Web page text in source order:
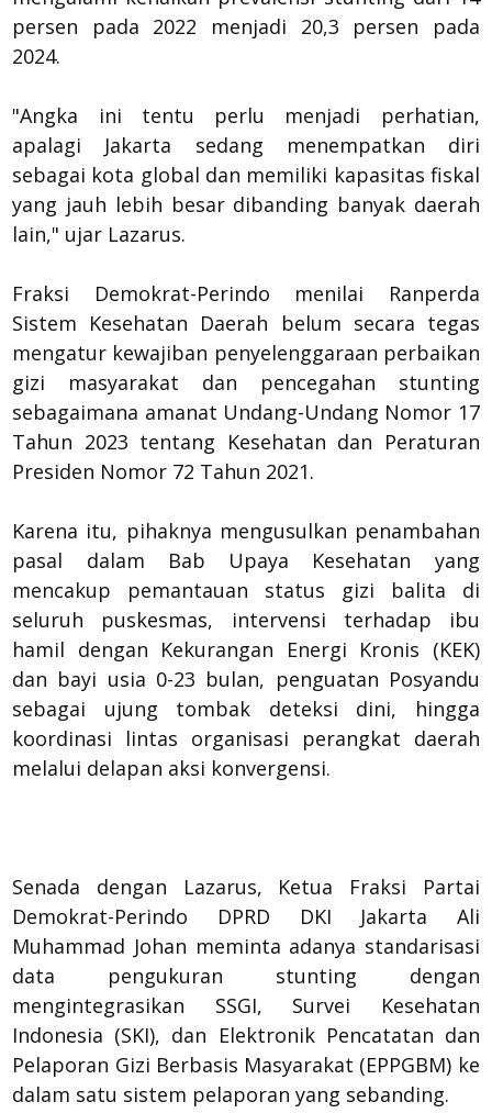
persen pada 2022 menjadi 20,3 persen pada
2024.
"Angka ini tentu perlu menjadi perhatian,
apalagi Jakarta sedang menempatkan diri
sebagai kota global dan memiliki kapasitas fiskal
yang jauh lebih besar dibanding banyak daerah
lain," ujar Lazarus.
Fraksi Demokrat-Perindo menilai Ranperda
Sistem Kesehatan Daerah belum secara tegas
mengatur kewajiban penyelenggaraan perbaikan
gizi masyarakat dan pencegahan stunting
sebagaimana amanat Undang-Undang Nomor 17
Tahun 2023 tentang Kesehatan dan Peraturan
Presiden Nomor 72 Tahun 2021.
Karena itu, pihaknya mengusulkan penambahan
pasal dalam Bab Upaya Kesehatan yang
mencakup pemantauan status gizi balita di
seluruh puskesmas, intervensi terhadap ibu
hamil dengan Kekurangan Energi Kronis (KEK)
dan bayi usia 0-23 bulan, penguatan Posyandu
sebagai ujung tombak deteksi dini, hingga
koordinasi lintas organisasi perangkat daerah
melalui delapan aksi konvergensi.
Senada dengan Lazarus, Ketua Fraksi Partai
Demokrat-Perindo DPRD DKI Jakarta Ali
Muhammad Johan meminta adanya standarisasi
data pengukuran stunting dengan
mengintegrasikan SSGI, Survei Kesehatan
Indonesia (SKI), dan Elektronik Pencatatan dan
Pelaporan Gizi Berbasis Masyarakat (EPPGBM) ke
dalam satu sistem pelaporan yang sebanding.